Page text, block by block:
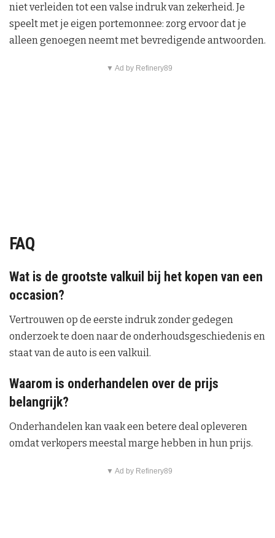
niet verleiden tot een valse indruk van zekerheid. Je
speelt met je eigen portemonnee: zorg ervoor dat je
alleen genoegen neemt met bevredigende antwoorden.
▼ Ad by Refinery89
FAQ
Wat is de grootste valkuil bij het kopen van een
occasion?
Vertrouwen op de eerste indruk zonder gedegen
onderzoek te doen naar de onderhoudsgeschiedenis en
staat van de auto is een valkuil.
Waarom is onderhandelen over de prijs
belangrijk?
Onderhandelen kan vaak een betere deal opleveren
omdat verkopers meestal marge hebben in hun prijs.
▼ Ad by Refinery89